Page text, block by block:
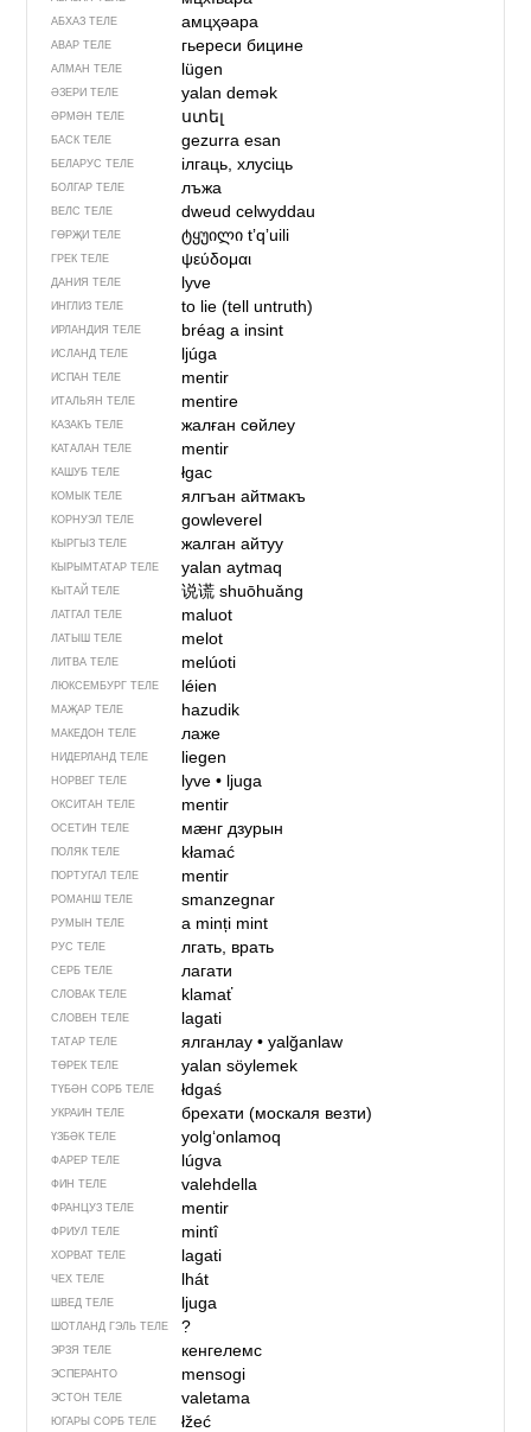
АБХАЗ ТЕЛЕ амцҳәара
АВАР ТЕЛЕ гьереси бицине
АЛМАН ТЕЛЕ lügen
ӘЗЕРИ ТЕЛЕ yalan demək
ӘРМӘН ТЕЛЕ ստել
БАСК ТЕЛЕ gezurra esan
БЕЛАРУС ТЕЛЕ ілгаць, хлусіць
БОЛГАР ТЕЛЕ лъжа
ВЕЛС ТЕЛЕ dweud celwyddau
ГӨРҖИ ТЕЛЕ ტყუილიtʼqʼuili
ГРЕК ТЕЛЕ ψεύδομαι
ДАНИЯ ТЕЛЕ lyve
ИНГЛИЗ ТЕЛЕ to lie (tell untruth)
ИРЛАНДИЯ ТЕЛЕ bréag a insint
ИСЛАНД ТЕЛЕ ljúga
ИСПАН ТЕЛЕ mentir
ИТАЛЬЯН ТЕЛЕ mentire
КАЗАКЪ ТЕЛЕ жалған сөйлеу
КАТАЛАН ТЕЛЕ mentir
КАШУБ ТЕЛЕ łgac
КОМЫК ТЕЛЕ ялгъан айтмакъ
КОРНУЭЛ ТЕЛЕ gowleverel
КЫРГЫЗ ТЕЛЕ жалган айтуу
КЫРЫМТАТАР ТЕЛЕ yalan aytmaq
КЫТАЙ ТЕЛЕ 说谎shuōhuǎng
ЛАТГАЛ ТЕЛЕ maluot
ЛАТЫШ ТЕЛЕ melot
ЛИТВА ТЕЛЕ melúoti
ЛЮКСЕМБУРГ ТЕЛЕ léien
МАҖАР ТЕЛЕ hazudik
МАКЕДОН ТЕЛЕ лаже
НИДЕРЛАНД ТЕЛЕ liegen
НОРВЕГ ТЕЛЕ lyve• ljuga
ОКСИТАН ТЕЛЕ mentir
ОСЕТИН ТЕЛЕ мӕнг дзурын
ПОЛЯК ТЕЛЕ kłamać
ПОРТУГАЛ ТЕЛЕ mentir
РОМАНШ ТЕЛЕ smanzegnar
РУМЫН ТЕЛЕ a minți mint
РУС ТЕЛЕ лгать, врать
СЕРБ ТЕЛЕ лагати
СЛОВАК ТЕЛЕ klamať
СЛОВЕН ТЕЛЕ lagati
ТАТАР ТЕЛЕ ялганлау• yalğanlaw
ТӨРЕК ТЕЛЕ yalan söylemek
ТҮБӘН СОРБ ТЕЛЕ łdgaś
УКРАИН ТЕЛЕ брехати (москаля везти)
ҮЗБӘК ТЕЛЕ yolg‘onlamoq
ФАРЕР ТЕЛЕ lúgva
ФИН ТЕЛЕ valehdella
ФРАНЦУЗ ТЕЛЕ mentir
ФРИУЛ ТЕЛЕ mintî
ХОРВАТ ТЕЛЕ lagati
ЧЕХ ТЕЛЕ lhát
ШВЕД ТЕЛЕ ljuga
ШОТЛАНД ГЭЛЬ ТЕЛЕ ?
ЭРЗЯ ТЕЛЕ кенгелемс
ЭСПЕРАНТО mensogi
ЭСТОН ТЕЛЕ valetama
ЮГАРЫ СОРБ ТЕЛЕ łžeć